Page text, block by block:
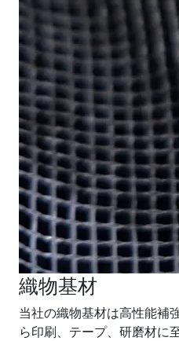
織物基材
当社の織物基材は高性能補
ら印刷、テープ、研磨材に